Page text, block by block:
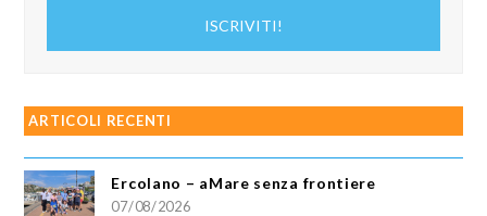
ISCRIVITI!
ARTICOLI RECENTI
Ercolano – aMare senza frontiere
07/08/2026